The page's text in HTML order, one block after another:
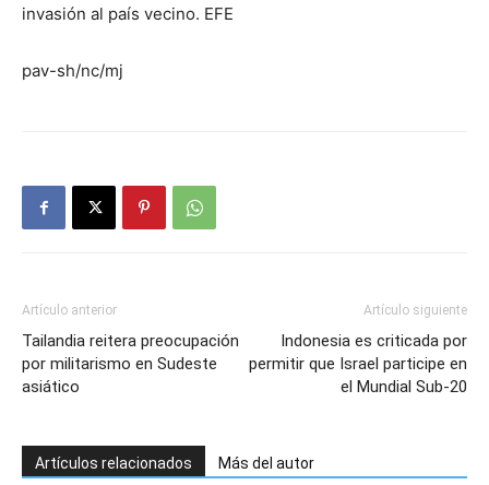
invasión al país vecino. EFE
pav-sh/nc/mj
Artículo anterior
Tailandia reitera preocupación
por militarismo en Sudeste
asiático
Artículo siguiente
Indonesia es criticada por
permitir que Israel participe en
el Mundial Sub-20
Artículos relacionados Más del autor